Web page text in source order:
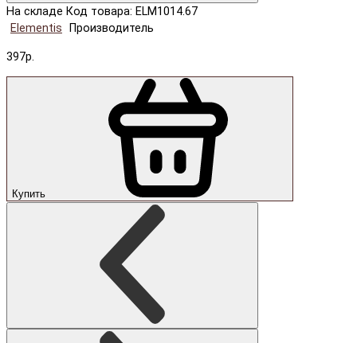
На складе Код товара: ELM1014.67
Elementis
Производитель
397р.
Купить